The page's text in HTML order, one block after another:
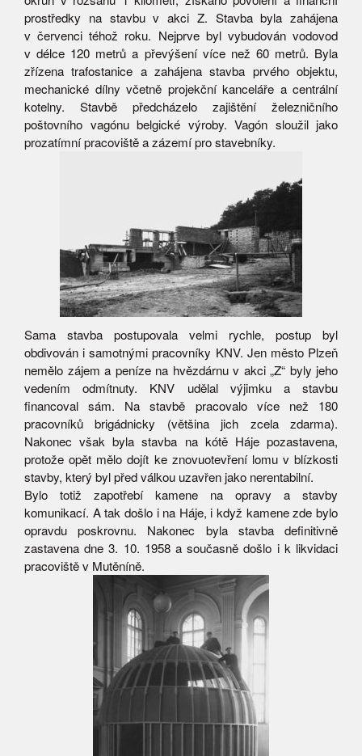
prostředky na stavbu v akci Z. Stavba byla zahájena
v červenci téhož roku. Nejprve byl vybudován vodovod
v délce 120 metrů a převýšení více než 60 metrů. Byla
zřízena trafostanice a zahájena stavba prvého objektu,
mechanické dílny včetně projekční kanceláře a centrální
kotelny. Stavbě předcházelo zajištění železničního
poštovního vagónu belgické výroby. Vagón sloužil jako
prozatímní pracoviště a zázemí pro stavebníky.
Sama stavba postupovala velmi rychle, postup byl
obdivován i samotnými pracovníky KNV. Jen město Plzeň
nemělo zájem a peníze na hvězdárnu v akci „Z“ byly jeho
vedením odmítnuty. KNV udělal výjimku a stavbu
financoval sám. Na stavbě pracovalo více než 180
pracovníků brigádnicky (většina jich zcela zdarma).
Nakonec však byla stavba na kótě Háje pozastavena,
protože opět mělo dojít ke znovuotevření lomu v blízkosti
stavby, který byl před válkou uzavřen jako nerentabilní.
Bylo totiž zapotřebí kamene na opravy a stavby
komunikací. A tak došlo i na Háje, i když kamene zde bylo
opravdu poskrovnu. Nakonec byla stavba definitivně
zastavena dne 3. 10. 1958 a současně došlo i k likvidaci
pracoviště v Mutěníně.